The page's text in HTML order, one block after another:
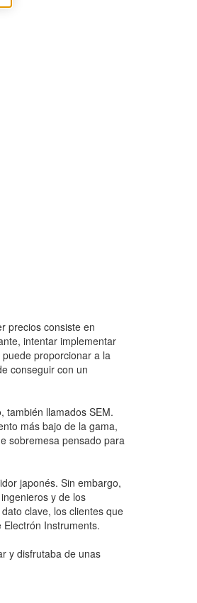
precios consiste en
intentar implementar
proporcionar a la
conseguir con un
también llamados SEM.
más bajo de la gama,
sobremesa pensado para
japonés. Sin embargo,
y de los
clave, los clientes que
Instruments.
y disfrutaba de unas